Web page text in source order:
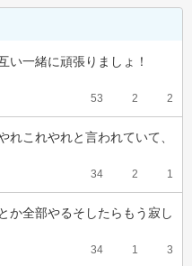
い一緒に頑張りましょ！
53 2 2
これやれと言われていて、
34 2 1
か全部やるそしたらもう寂し
34 1 3